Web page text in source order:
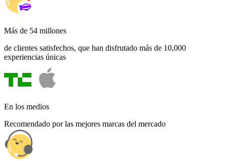
Más de 54 millones
de clientes satisfechos, que han disfrutado más de 10,000
experiencias únicas
En los medios
Recomendado por las mejores marcas del mercado